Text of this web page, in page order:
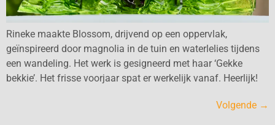
Rineke maakte Blossom, drijvend op een oppervlak,
geïnspireerd door magnolia in de tuin en waterlelies tijdens
een wandeling. Het werk is gesigneerd met haar ‘Gekke
bekkie’. Het frisse voorjaar spat er werkelijk vanaf. Heerlijk!
Volgende →